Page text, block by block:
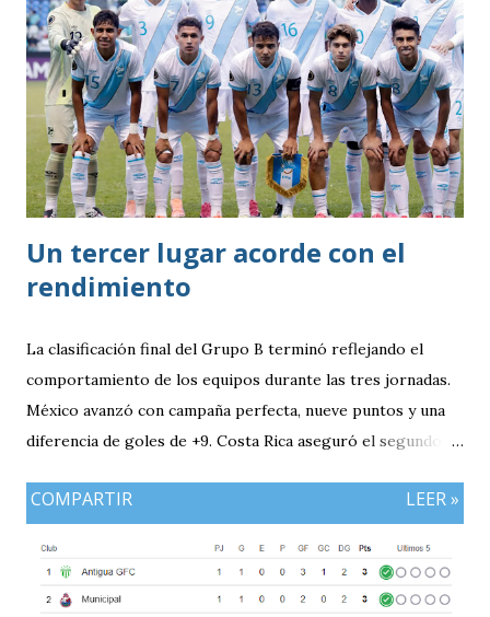
Un tercer lugar acorde con el
rendimiento
La clasificación final del Grupo B terminó reflejando el
comportamiento de los equipos durante las tres jornadas.
México avanzó con campaña perfecta, nueve puntos y una
diferencia de goles de +9. Costa Rica aseguró el segundo
tres puntos y diferencia de -1, mientras Antigua y Barbuda
dependió de otros resultados? Porque el equipo solo
consiguió imponer condiciones frente al rival más débil del
COMPARTIR LEER »